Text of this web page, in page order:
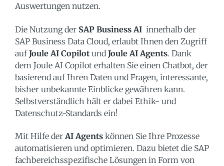
Auswertungen nutzen.
Die Nutzung der SAP Business AI innerhalb der
SAP Business Data Cloud, erlaubt Ihnen den Zugriff
aufJoule AI Copilot und Joule AI Agents. Dank
dem Joule AI Copilot erhalten Sie einen Chatbot, der
basierend auf Ihren Daten und Fragen, interessante,
bisher unbekannte Einblicke gewähren kann.
Selbstverständlich hält er dabei Ethik- und
Datenschutz-Standards ein!
Mit Hilfe der AI Agents können Sie Ihre Prozesse
automatisieren und optimieren. Dazu bietet die SAP
fachbereichsspezifische Lösungen in Form von